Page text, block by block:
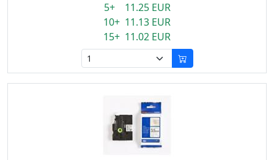
5+ 11.25 EUR
10+ 11.13 EUR
15+ 11.02 EUR